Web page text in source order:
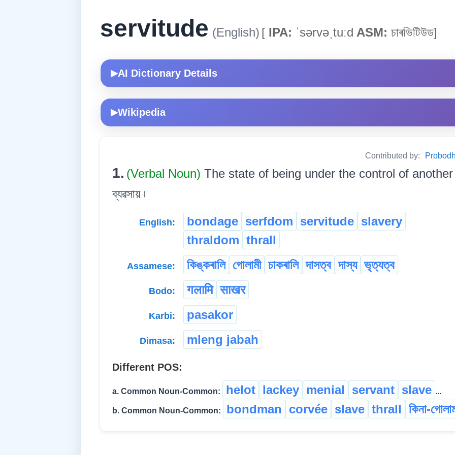
servitude (English) [ IPA: ˈsərvəˌtuːd ASM: চাৰভিটিউড]
▶AI Dictionary Details
▶Wikipedia
Contributed by: Probodh
1. (Verbal Noun) The state of being under the control of another
ব্যৱসায় ৷
English: bondage serfdom servitude slavery
thraldom thrall
Assamese: কিঙ্কৰালি গোলামী চাকৰালি দাসত্ব দাস্য ভৃত্যত্ব
Bodo: गलामि साखर
Karbi: pasakor
Dimasa: mleng jabah
Different POS:
a. Common Noun-Common: helot lackey menial servant slave ...
b. Common Noun-Common: bondman corvée slave thrall কিনা-